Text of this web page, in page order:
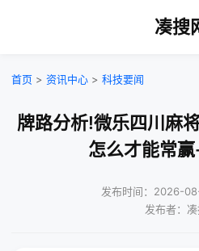
凑搜
首页 > 资讯中心 > 科技要闻
牌路分析!微乐四川麻
怎么才能常
发布时间：2026-
发布者：